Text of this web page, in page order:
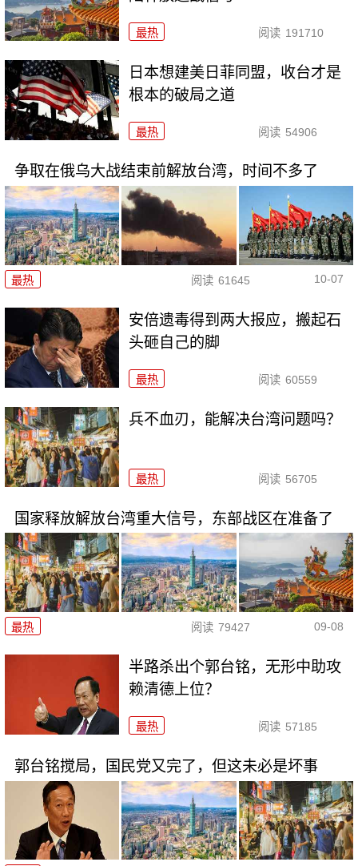
最热 阅读 191710
日本想建美日菲同盟，收台才是
根本的破局之道
最热 阅读 54906
争取在俄乌大战结束前解放台湾，时间不多了
最热 阅读 61645 10-07
安倍遗毒得到两大报应，搬起石
头砸自己的脚
最热 阅读 60559
兵不血刃，能解决台湾问题吗？
最热 阅读 56705
国家释放解放台湾重大信号，东部战区在准备了
最热 阅读 79427 09-08
半路杀出个郭台铭，无形中助攻
赖清德上位？
最热 阅读 57185
郭台铭搅局，国民党又完了，但这未必是坏事